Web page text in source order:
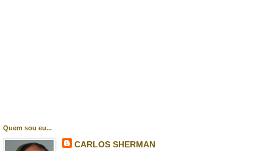
Quem sou eu...
CARLOS SHERMAN